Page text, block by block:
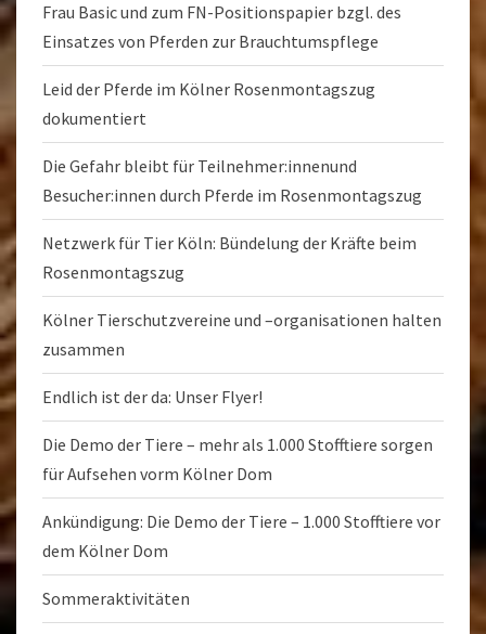
Frau Basic und zum FN-Positionspapier bzgl. des
Einsatzes von Pferden zur Brauchtumspflege
Leid der Pferde im Kölner Rosenmontagszug
dokumentiert
Die Gefahr bleibt für Teilnehmer:innenund
Besucher:innen durch Pferde im Rosenmontagszug
Netzwerk für Tier Köln: Bündelung der Kräfte beim
Rosenmontagszug
Kölner Tierschutzvereine und –organisationen halten
zusammen
Endlich ist der da: Unser Flyer!
Die Demo der Tiere – mehr als 1.000 Stofftiere sorgen
für Aufsehen vorm Kölner Dom
Ankündigung: Die Demo der Tiere – 1.000 Stofftiere vor
dem Kölner Dom
Sommeraktivitäten